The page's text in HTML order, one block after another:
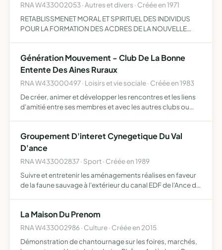
RNA W433002053 · Autres et divers · Créée en 1971
RETABLISSMENET MORAL ET SPIRITUEL DES INDIVIDUS
POUR LA FORMATION DES ACDRES DE LA NOUVELLE
RELOGEMENT DES PERSONNES MOINS JEUNES.
Génération Mouvement - Club De La Bonne
Entente Des Aines Ruraux
RNA W433000497 · Loisirs et vie sociale · Créée en 1983
De créer, animer et développer les rencontres et les liens
d'amitié entre ses membres et avec les autres clubs ou
Groupement D'interet Cynegetique Du Val
D'ance
RNA W433002837 · Sport · Créée en 1989
Suivre et entretenir les aménagements réalises en faveur
de la faune sauvage à l'extérieur du canal EDF de l'Ance du
La Maison Du Prenom
RNA W433002986 · Culture · Créée en 2015
Démonstration de chantournage sur les foires, marchés,